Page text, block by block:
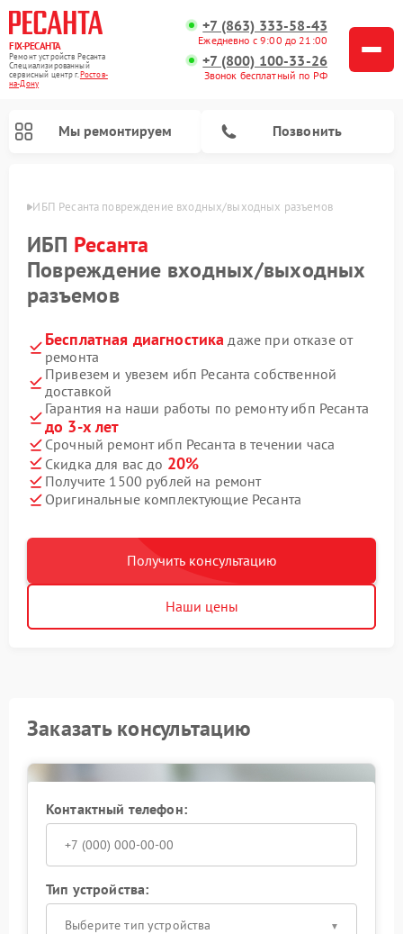
FIX-РЕСАНТА
Ремонт устройств Ресанта
Специализированный
cервисный центр г.Ростов-
на-Дону
+7 (863) 333-58-43
Ежедневно с 9:00 до 21:00
+7 (800) 100-33-26
Звонок бесплатный по РФ
Мы ремонтируем Позвонить
Дону ИБП Ресанта повреждение входных/выходных разъемов
ИБП Ресанта
Повреждение входных/выходных
разъемов
Бесплатная диагностика даже при отказе от
ремонта
Привезем и увезем ибп Ресанта собственной
доставкой
Гарантия на наши работы по ремонту ибп Ресанта
до 3-х лет
Срочный ремонт ибп Ресанта в течении часа
Скидка для вас до 20%
Получите 1500 рублей на ремонт
Оригинальные комплектующие Ресанта
Получить консультацию
Наши цены
Заказать консультацию
Контактный телефон:
Тип устройства:
Выберите тип устройства